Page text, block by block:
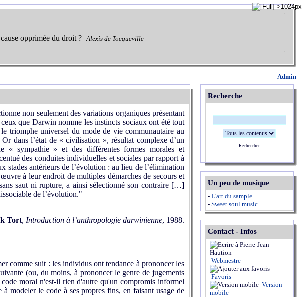
opprimée du droit ? Alexis de Tocqueville
Admin
non seulement des variations organiques présentant
que Darwin nomme les instincts sociaux ont été tout
triomphe universel du mode de vie communautaire au
dans l’état de « civilisation », résultat complexe d’un
« sympathie » et des différentes formes morales et
des conduites individuelles et sociales par rapport à
stades antérieurs de l’évolution : au lieu de l’élimination
à leur endroit de multiples démarches de secours et
saut ni rupture, a ainsi sélectionné son contraire […]
de l’évolution."
Tort, Introduction à l’anthropologie darwinienne, 1988.
comme suit : les individus ont tendance à prononcer les
(ou, du moins, à prononcer le genre de jugements
moral n'est-il rien d'autre qu'un compromis informel
à modeler le code à ses propres fins, en faisant usage de
Recherche
Rechercher
Un peu de musique
- L'art du sample
- Sweet soul music
Contact - Infos
Webmestre
Favoris
Version
mobile